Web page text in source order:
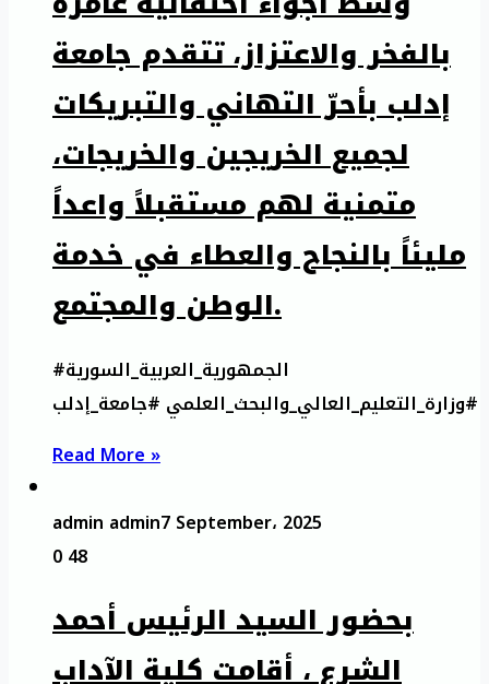
بالفخر والاعتزاز، تتقدم جامعة
إدلب بأحرّ التهاني والتبريكات
لجميع الخريجين والخريجات،
متمنية لهم مستقبلاً واعداً
مليئاً بالنجاح والعطاء في خدمة
الوطن والمجتمع.
#الجمهورية_العربية_السورية
#وزارة_التعليم_العالي_والبحث_العلمي #جامعة_إدلب
Read More »
admin admin7 September، 2025
048
بحضور السيد الرئيس أحمد
الشرع ، أقامت كلية الآداب